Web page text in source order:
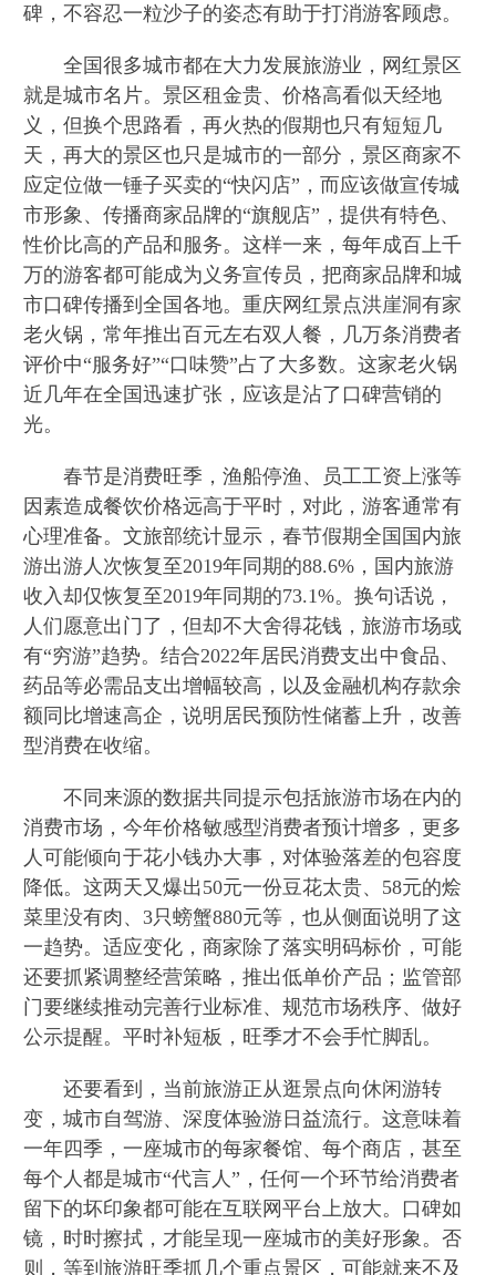
碑，不容忍一粒沙子的姿态有助于打消游客顾虑。
全国很多城市都在大力发展旅游业，网红景区
就是城市名片。景区租金贵、价格高看似天经地
义，但换个思路看，再火热的假期也只有短短几
天，再大的景区也只是城市的一部分，景区商家不
应定位做一锤子买卖的“快闪店”，而应该做宣传城
市形象、传播商家品牌的“旗舰店”，提供有特色、
性价比高的产品和服务。这样一来，每年成百上千
万的游客都可能成为义务宣传员，把商家品牌和城
市口碑传播到全国各地。重庆网红景点洪崖洞有家
老火锅，常年推出百元左右双人餐，几万条消费者
评价中“服务好”“口味赞”占了大多数。这家老火锅
近几年在全国迅速扩张，应该是沾了口碑营销的
光。
春节是消费旺季，渔船停渔、员工工资上涨等
因素造成餐饮价格远高于平时，对此，游客通常有
心理准备。文旅部统计显示，春节假期全国国内旅
游出游人次恢复至2019年同期的88.6%，国内旅游
收入却仅恢复至2019年同期的73.1%。换句话说，
人们愿意出门了，但却不大舍得花钱，旅游市场或
有“穷游”趋势。结合2022年居民消费支出中食品、
药品等必需品支出增幅较高，以及金融机构存款余
额同比增速高企，说明居民预防性储蓄上升，改善
型消费在收缩。
不同来源的数据共同提示包括旅游市场在内的
消费市场，今年价格敏感型消费者预计增多，更多
人可能倾向于花小钱办大事，对体验落差的包容度
降低。这两天又爆出50元一份豆花太贵、58元的烩
菜里没有肉、3只螃蟹880元等，也从侧面说明了这
一趋势。适应变化，商家除了落实明码标价，可能
还要抓紧调整经营策略，推出低单价产品；监管部
门要继续推动完善行业标准、规范市场秩序、做好
公示提醒。平时补短板，旺季才不会手忙脚乱。
还要看到，当前旅游正从逛景点向休闲游转
变，城市自驾游、深度体验游日益流行。这意味着
一年四季，一座城市的每家餐馆、每个商店，甚至
每个人都是城市“代言人”，任何一个环节给消费者
留下的坏印象都可能在互联网平台上放大。口碑如
镜，时时擦拭，才能呈现一座城市的美好形象。否
则，等到旅游旺季抓几个重点景区，可能就来不及